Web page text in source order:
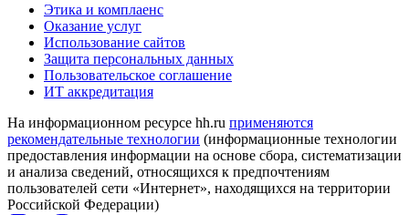
Этика и комплаенс
Оказание услуг
Использование сайтов
Защита персональных данных
Пользовательское соглашение
ИТ аккредитация
На информационном ресурсе hh.ru применяются
рекомендательные технологии (информационные технологии
предоставления информации на основе сбора, систематизации
и анализа сведений, относящихся к предпочтениям
пользователей сети «Интернет», находящихся на территории
Российской Федерации)